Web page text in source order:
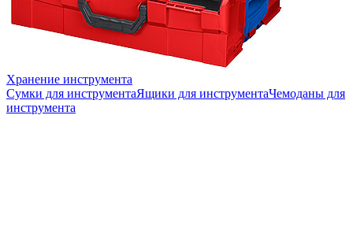
Хранение инструмента
Сумки для инструментаЯщики для инструментаЧемоданы для
инструмента